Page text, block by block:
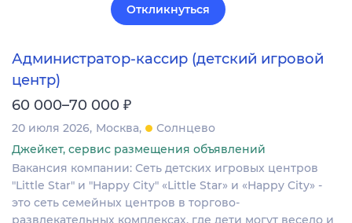
Откликнуться
Администратор-кассир (детский игровой
центр)
60 000–70 000 ₽
20 июля 2026 Москва
Солнцево
Джейкет, сервис размещения объявлений
Вакансия компании: Сеть детских игровых центров
"Little Star" и "Happy City" «Little Star» и «Happy City» -
это сеть семейных центров в торгово-
развлекательных комплексах, где дети могут весело и